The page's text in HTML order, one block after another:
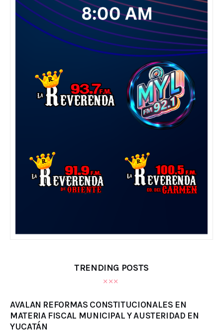
TRENDING POSTS
AVALAN REFORMAS CONSTITUCIONALES EN
MATERIA FISCAL MUNICIPAL Y AUSTERIDAD EN
YUCATÁN